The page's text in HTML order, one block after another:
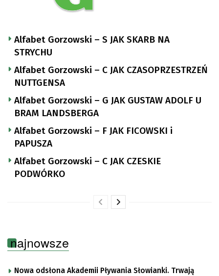
Alfabet Gorzowski – S JAK SKARB NA
STRYCHU
Alfabet Gorzowski – C JAK CZASOPRZESTRZEŃ
NUTTGENSA
Alfabet Gorzowski – G JAK GUSTAW ADOLF U
BRAM LANDSBERGA
Alfabet Gorzowski – F JAK FICOWSKI i
PAPUSZA
Alfabet Gorzowski – C JAK CZESKIE
PODWÓRKO
najnowsze
Nowa odsłona Akademii Pływania Słowianki. Trwają